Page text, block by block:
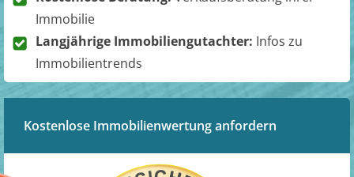
Immobilie
Langjährige Immobiliengutachter: Infos zu
Immobilientrends
Kostenlose Immobilienwertung anfordern